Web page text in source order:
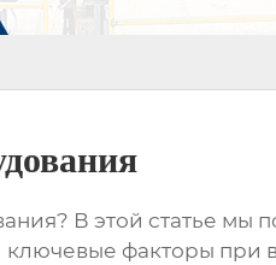
В этой статье мы
факторы при